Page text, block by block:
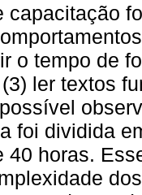
capacitação
o tempo de
ler textos
foi dividida
40 horas.